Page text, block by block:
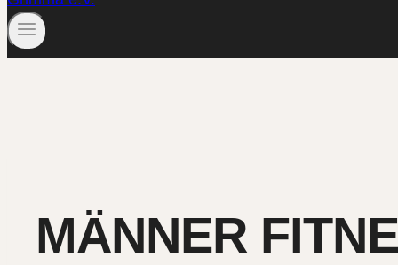
MÄNNER